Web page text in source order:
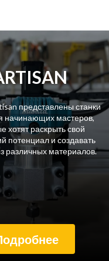
представлены станки
начинающих мастеров,
хотят раскрыть свой
потенциал и создавать
различных материалов.